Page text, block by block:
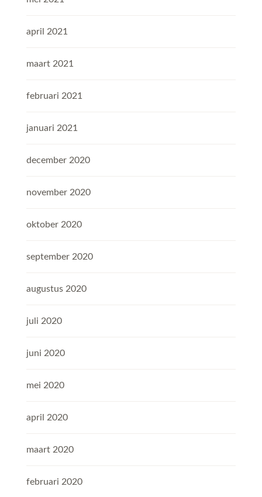
april 2021
maart 2021
februari 2021
januari 2021
december 2020
november 2020
oktober 2020
september 2020
augustus 2020
juli 2020
juni 2020
mei 2020
april 2020
maart 2020
februari 2020